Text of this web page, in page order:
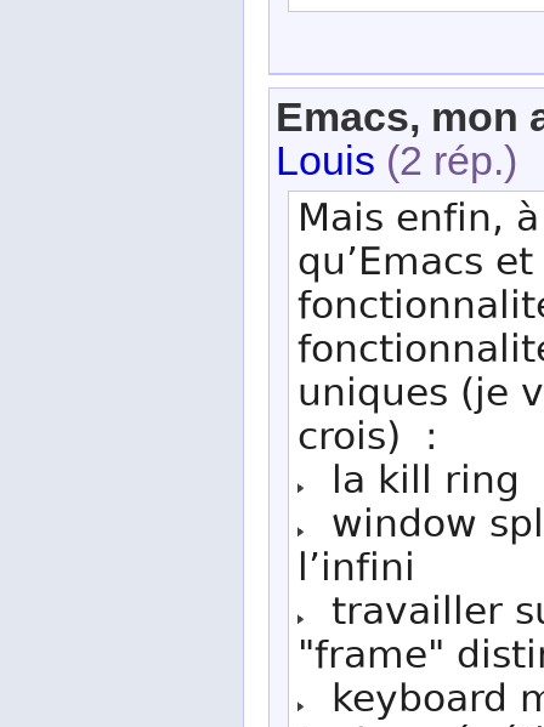
Emacs, mon
Louis (2 rép.)
Mais enfin,
qu’Emacs
uniques (je
crois) :
la kill ring
window
l’infini
travailler
"frame"
keyboard